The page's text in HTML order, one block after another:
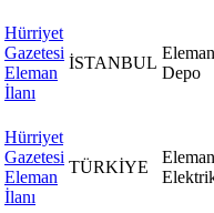
Hürriyet
Gazetesi
Eleman
İlanı
İSTANBUL
Depo
Hürriyet
Gazetesi
Eleman
İlanı
TÜRKİYE